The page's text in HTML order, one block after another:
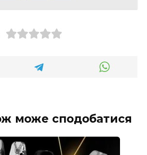
може сподобатися